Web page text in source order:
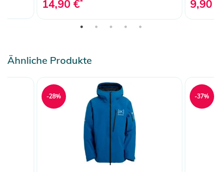
14,90 € 9,90
Ähnliche Produkte
-28% -37%